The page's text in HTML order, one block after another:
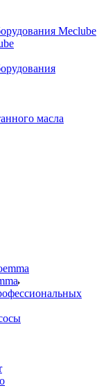
Meclube
масла